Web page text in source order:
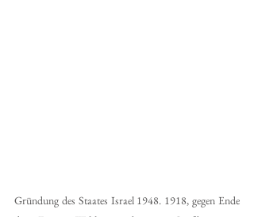
Gründung des Staates Israel 1948. 1918, gegen Ende